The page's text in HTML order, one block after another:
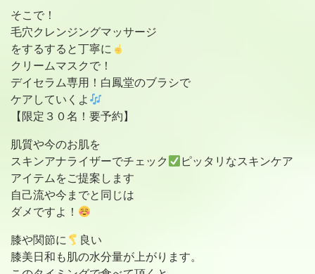
そこで！
毛穴クレンジングマッサージ
をするすると丁寧に
クリームマスクで！
デイセラム専用！白鳳堂のブラシで
ケアしていくよ
【限定３０名！要予約】
肌質や今のお肌を
スキンアナライザーでチェック
ピッタリなスキンケア
アイテムをご提案します
自己流や今までと同じは
ダメですよ！
膝や関節に
良い
膝美日和も肌の水分量が上がります。